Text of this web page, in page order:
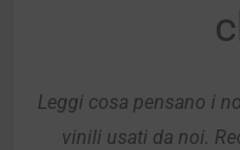
Leggi cosa pensano i
vinili usati da noi.